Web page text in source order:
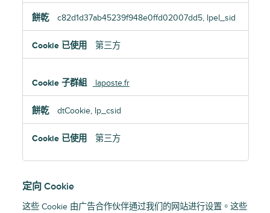
c82d1d37ab45239f948e0ffd02007dd5, lpel_sid
第三方
laposte.fr
dtCookie, lp_csid
第三方
定向 Cookie
这些 Cookie 由广告合作伙伴通过我们的网站进行设置。这些